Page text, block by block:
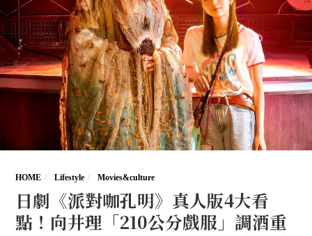
HOME Lifestyle Movies&culture
日劇《派對咖孔明》真人版4大看
點！向井理「210公分戲服」調酒重